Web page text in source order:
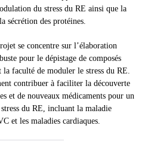
du stress du RE ainsi que la
sécrétion des protéines.
se concentre sur l’élaboration
pour le dépistage de composés
la faculté de moduler le stress du RE.
contribuer à faciliter la découverte
et de nouveaux médicaments pour un
du RE, incluant la maladie
et les maladies cardiaques.